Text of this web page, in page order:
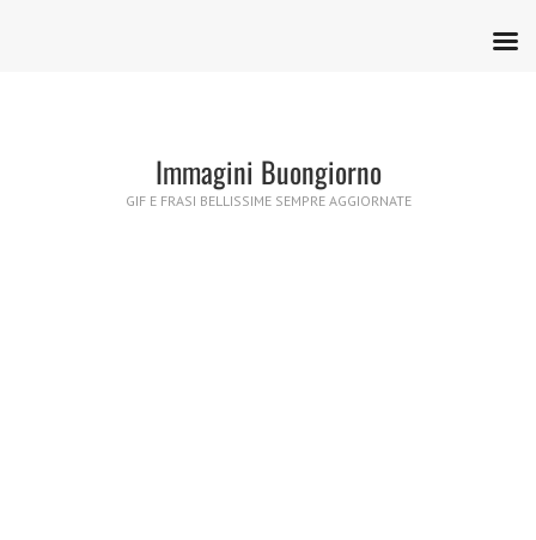
Immagini Buongiorno
GIF E FRASI BELLISSIME SEMPRE AGGIORNATE